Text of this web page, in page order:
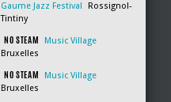
Gaume Jazz Festival
Rossignol-
Tintiny
NO STEAM
Music Village
Bruxelles
NO STEAM
Music Village
Bruxelles